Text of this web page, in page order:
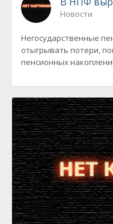
Новости
Негосударственные
отыгрывать потери,
пенсионных